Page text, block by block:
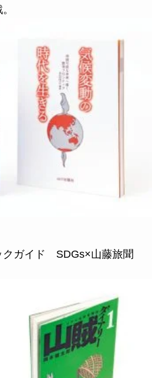
クガイド SDGs×山藤旅聞